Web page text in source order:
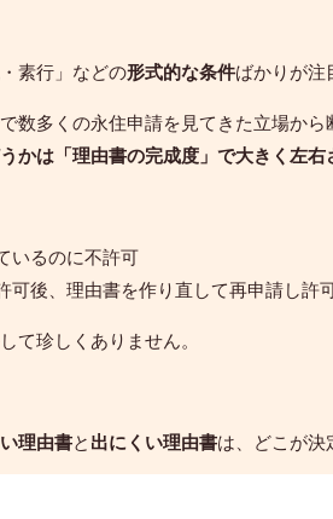
素行」などの形式的な条件ばかりが注
数多くの永住申請を見てきた立場から
かは「理由書の完成度」で大きく左右
いるのに不許可
可後、理由書を作り直して再申請し許
て珍しくありません。
理由書と 出にくい理由書は、どこが決